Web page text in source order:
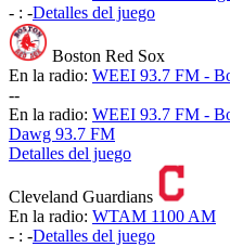
- : -Detalles del juego
Boston Red Sox
En la radio: WEEI 93.7 FM -
--
En la radio: WEEI 93.7 FM -
Dawg 93.7 FM
Detalles del juego
Cleveland Guardians
En la radio: WTAM 1100 AM
- : -Detalles del juego